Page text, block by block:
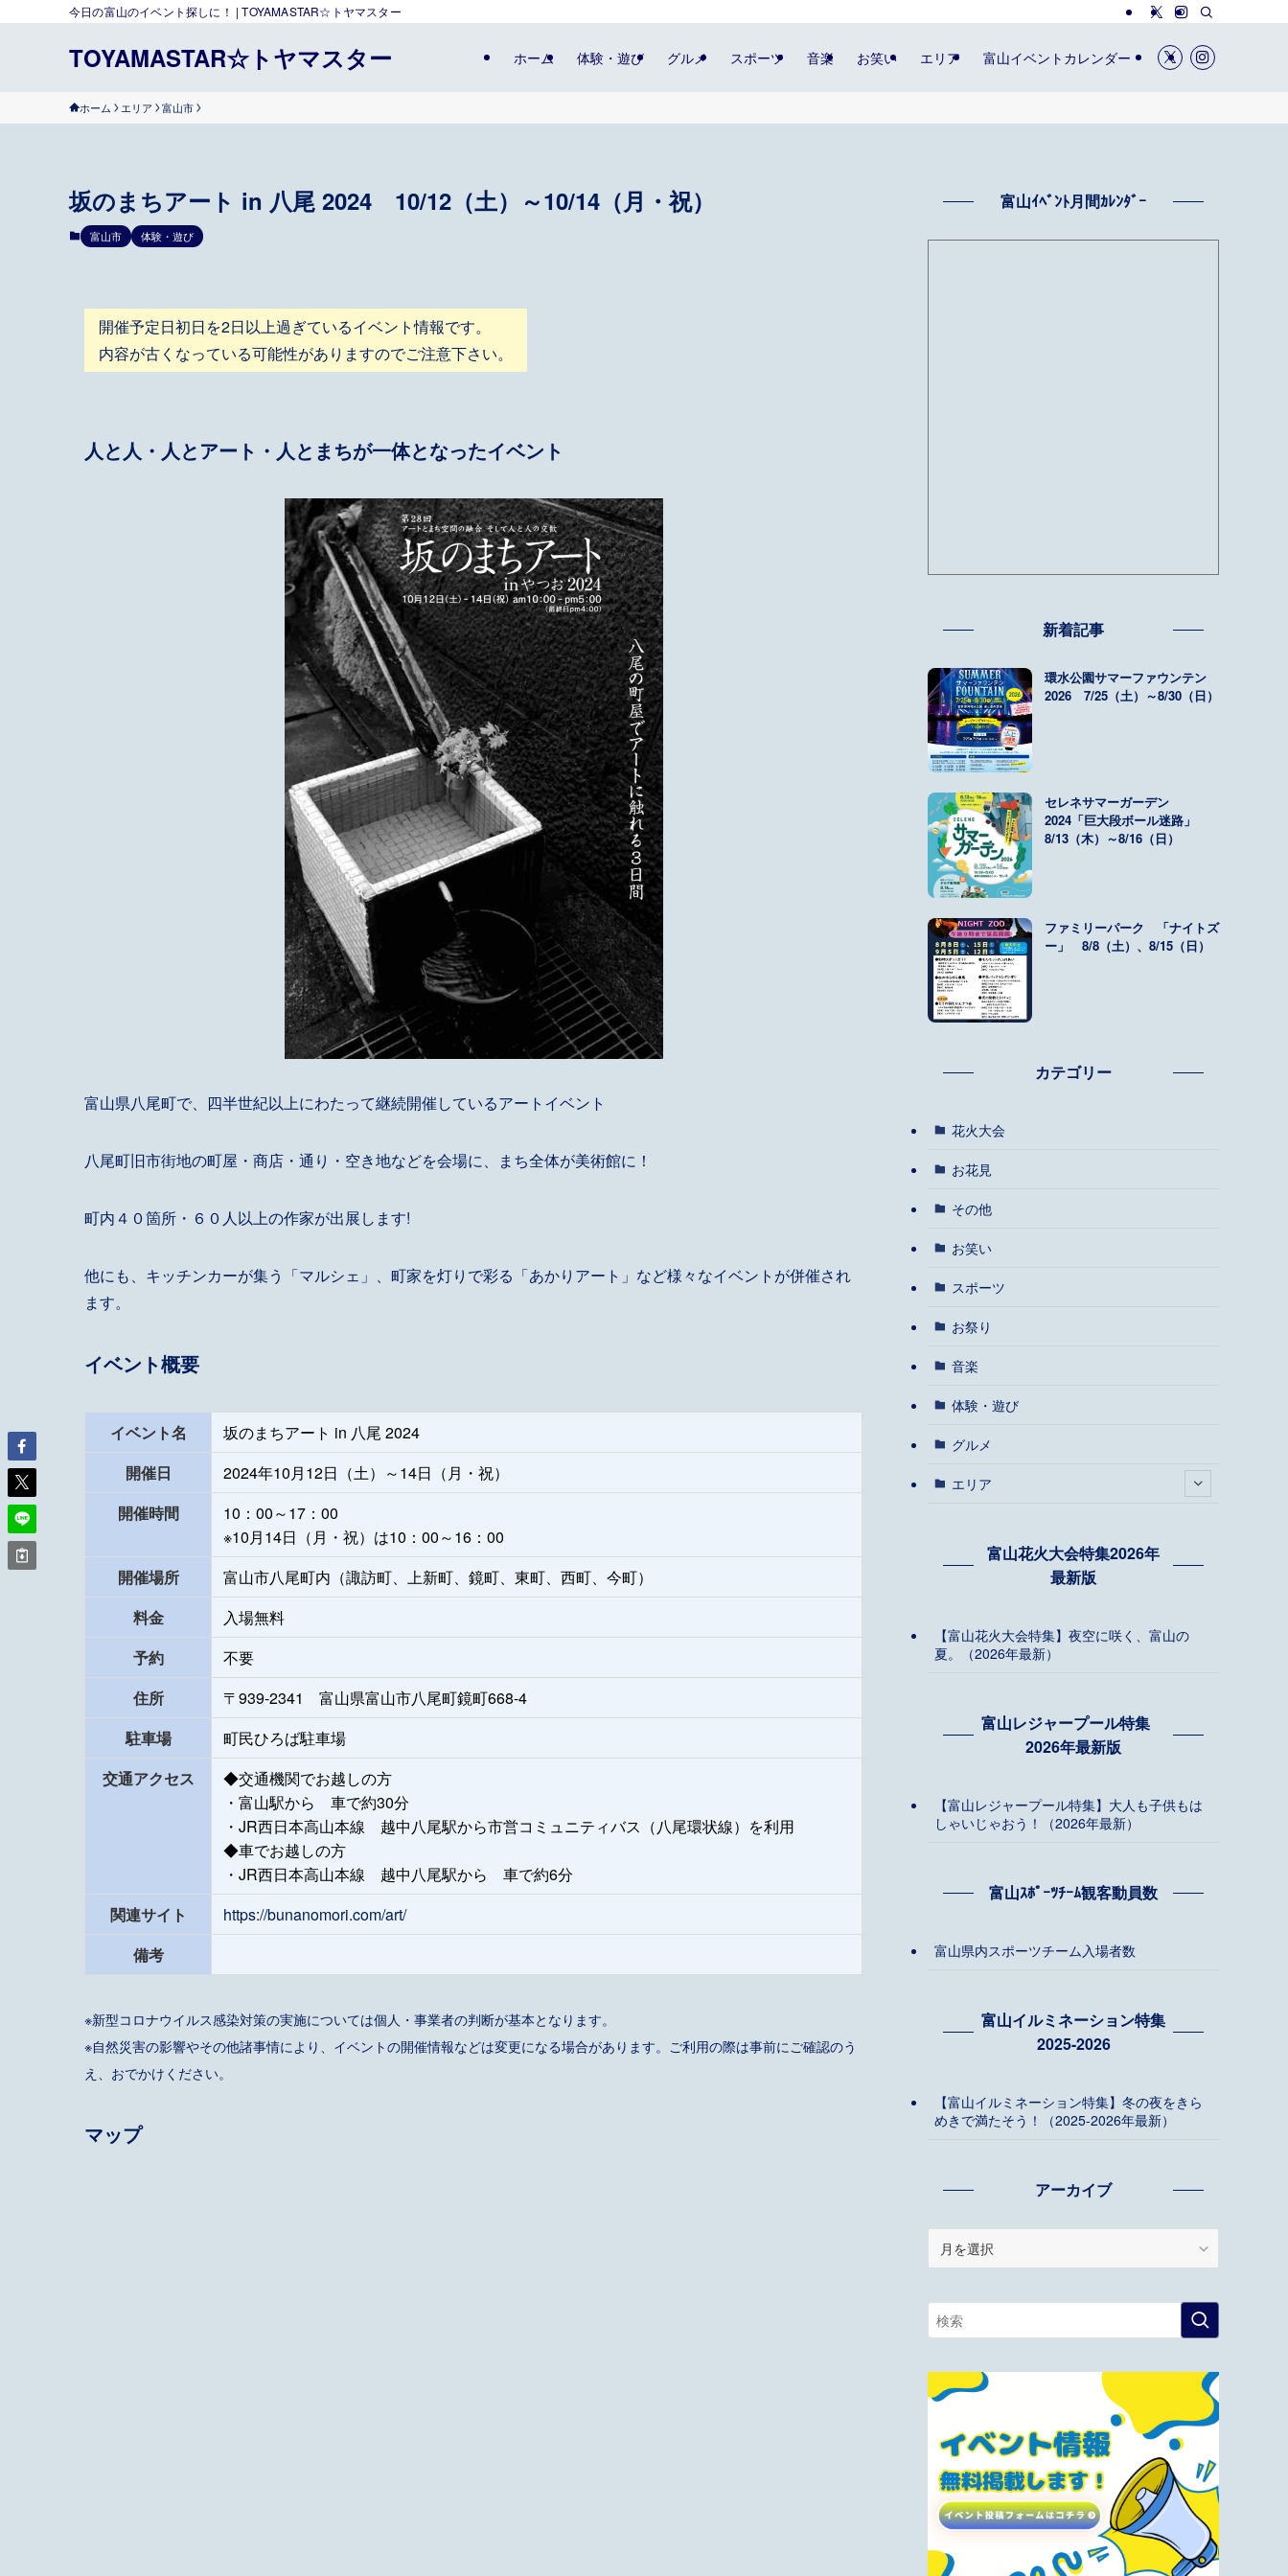
今日の富山のイベント探しに！ | TOYAMASTAR☆トヤマスター
TOYAMASTAR☆トヤマスター ホーム 体験・遊び グルメ スポーツ 音楽 お笑い エリア 富山イベントカレンダー
ホーム エリア 富山市
坂のまちアート in 八尾 2024 10/12（土）～10/14（月・祝）
富山市 体験・遊び
開催予定日初日を2日以上過ぎているイベント情報です。
内容が古くなっている可能性がありますのでご注意下さい。
人と人・人とアート・人とまちが一体となったイベント
富山県八尾町で、四半世紀以上にわたって継続開催しているアートイベント
八尾町旧市街地の町屋・商店・通り・空き地などを会場に、まち全体が美術館に！
町内４０箇所・６０人以上の作家が出展します!
他にも、キッチンカーが集う「マルシェ」、町家を灯りで彩る「あかりアート」など様々なイベントが併催され
ます。
イベント概要
イベント名
坂のまちアート in 八尾 2024
開催日
2024年10月12日（土）～14日（月・祝）
開催時間
10：00～17：00
※10月14日（月・祝）は10：00～16：00
開催場所
富山市八尾町内（諏訪町、上新町、鏡町、東町、西町、今町）
料金
入場無料
予約
不要
住所
〒939-2341 富山県富山市八尾町鏡町668-4
駐車場
町民ひろば駐車場
交通アクセス
◆交通機関でお越しの方
・富山駅から 車で約30分
・JR西日本高山本線 越中八尾駅から市営コミュニティバス（八尾環状線）を利用
◆車でお越しの方
・JR西日本高山本線 越中八尾駅から 車で約6分
関連サイト
https://bunanomori.com/art/
備考
※新型コロナウイルス感染対策の実施については個人・事業者の判断が基本となります。
※自然災害の影響やその他諸事情により、イベントの開催情報などは変更になる場合があります。ご利用の際は事前にご確認のう
え、おでかけください。
マップ
富山ｲﾍﾞﾝﾄ月間ｶﾚﾝﾀﾞｰ
新着記事
環水公園サマーファウンテン
2026 7/25（土）～8/30（日）
セレネサマーガーデン
2024「巨大段ボール迷路」
8/13（木）～8/16（日）
ファミリーパーク 「ナイトズ
ー」 8/8（土）、8/15（日）
カテゴリー
花火大会
お花見
その他
お笑い
スポーツ
お祭り
音楽
体験・遊び
グルメ
エリア
富山花火大会特集2026年
最新版
【富山花火大会特集】夜空に咲く、富山の
夏。（2026年最新）
富山レジャープール特集
2026年最新版
【富山レジャープール特集】大人も子供もは
しゃいじゃおう！（2026年最新）
富山ｽﾎﾟｰﾂﾁｰﾑ観客動員数
富山県内スポーツチーム入場者数
富山イルミネーション特集
2025-2026
【富山イルミネーション特集】冬の夜をきら
めきで満たそう！（2025-2026年最新）
アーカイブ
イ
ブ